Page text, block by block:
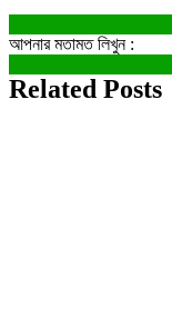
আপনার মতামত লিখুন :
Related Posts